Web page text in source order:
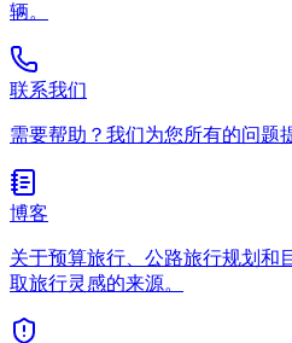
辆。
联系我们
需要帮助？我们为您所有的问题
博客
关于预算旅行、公路旅行规划和
取旅行灵感的来源。